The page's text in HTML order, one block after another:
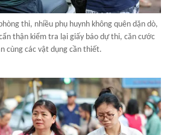
thi, nhiều phụ huynh không quên dặn dò,
thận kiểm tra lại giấy báo dự thi, căn cước
cùng các vật dụng cần thiết.